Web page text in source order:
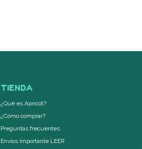
TIENDA
¿Qué es Apricot?
¿Cómo comprar?
Preguntas frecuentes
Envíos Importante LEER